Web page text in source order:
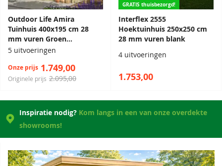
Outdoor Life Amira
Tuinhuis 400x195 cm 28
mm vuren Groen
geïmpregneerd
5 uitvoeringen
Originele prijs 2.095,00
Onze prijs 1.749,00
GRATIS thuisbezorgd!
Interflex 2555
Hoektuinhuis 250x250 cm
28 mm vuren blank
4 uitvoeringen
1.753,00
Inspiratie nodig? Kom langs in een van onze overdekte
showrooms!